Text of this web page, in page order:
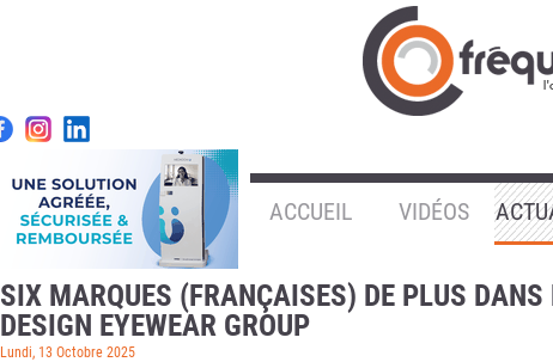
ACCUEIL VIDÉOS
SIX MARQUES (FRANÇAISES) DE PLUS DANS
DESIGN EYEWEAR GROUP
Lundi, 13 Octobre 2025